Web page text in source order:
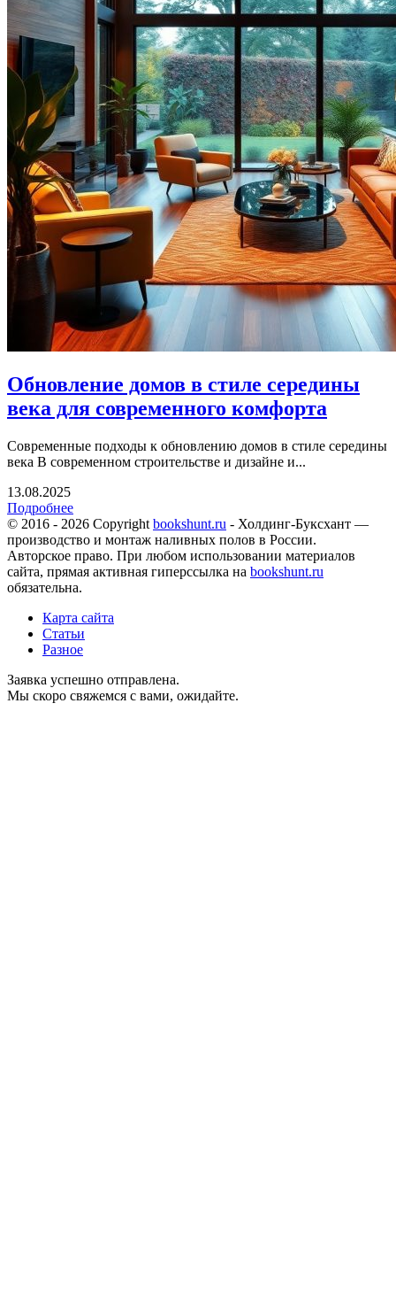
Обновление домов в стиле середины
века для современного комфорта
Современные подходы к обновлению домов в стиле середины
века В современном строительстве и дизайне и...
13.08.2025
Подробнее
© 2016 - 2026 Copyright bookshunt.ru - Холдинг-Буксхант —
производство и монтаж наливных полов в России.
Авторское право. При любом использовании материалов
сайта, прямая активная гиперссылка на bookshunt.ru
обязательна.
Карта сайта
Статьи
Разное
Заявка успешно отправлена.
Мы скоро свяжемся с вами, ожидайте.